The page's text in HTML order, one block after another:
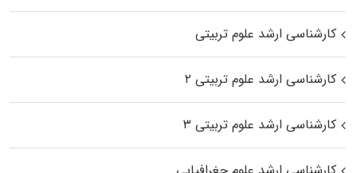
کارشناسی ارشد علوم تربیتی
کارشناسی ارشد علوم تربیتی ۲
کارشناسی ارشد علوم تربیتی ۳